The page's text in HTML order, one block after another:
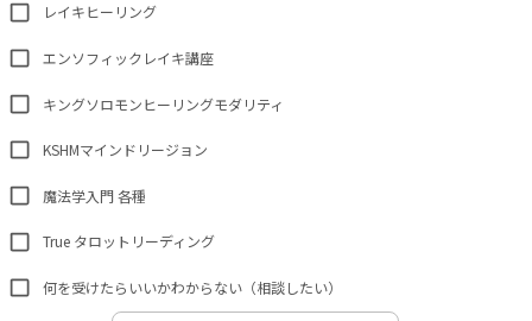
レイキヒーリング
エンソフィックレイキ講座
キングソロモンヒーリングモダリティ
KSHMマインドリージョン
魔法学入門 各種
True タロットリーディング
何を受けたらいいかわからない（相談したい）